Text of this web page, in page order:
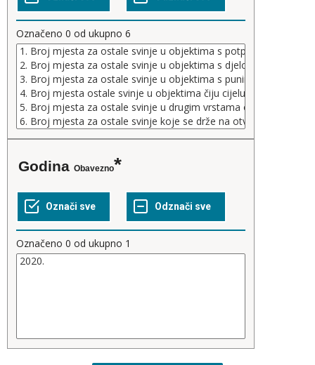
Označeno 0 od ukupno 6
Godina Obavezno
Označeno 0 od ukupno 1